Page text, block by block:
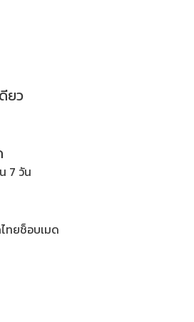
ยว
7 วัน
ทยช็อบเมด